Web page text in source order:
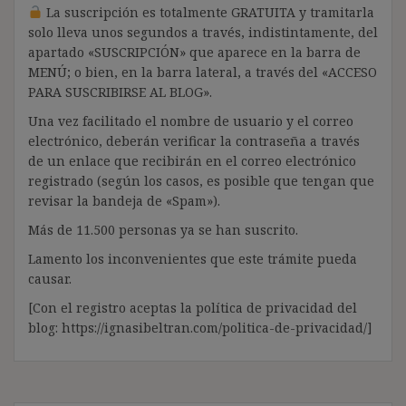
La suscripción es totalmente GRATUITA y tramitarla
solo lleva unos segundos a través, indistintamente, del
apartado «SUSCRIPCIÓN» que aparece en la barra de
MENÚ; o bien, en la barra lateral, a través del «ACCESO
PARA SUSCRIBIRSE AL BLOG».
Una vez facilitado el nombre de usuario y el correo
electrónico, deberán verificar la contraseña a través
de un enlace que recibirán en el correo electrónico
registrado (según los casos, es posible que tengan que
revisar la bandeja de «Spam»).
Más de 11.500 personas ya se han suscrito.
Lamento los inconvenientes que este trámite pueda
causar.
[Con el registro aceptas la política de privacidad del
blog: https://ignasibeltran.com/politica-de-privacidad/]